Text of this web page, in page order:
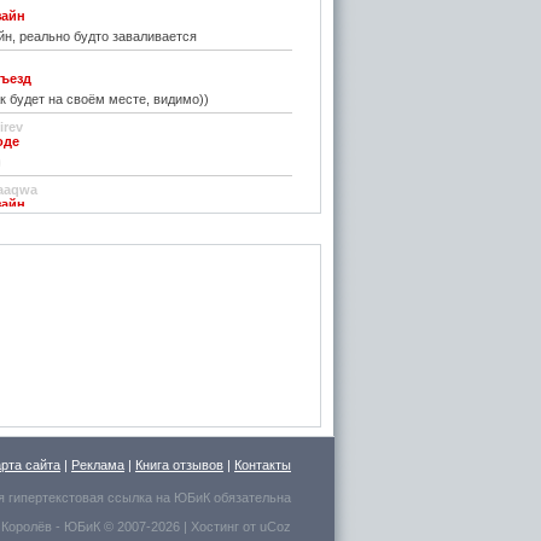
реально будто заваливается
будет на своём месте, видимо))
фото показалось, что это гриб в листьях
для сна выбрал.
сайта | Реклама | Книга отзывов | Контакты
ссылка на ЮБиК обязательна
- ЮБиК © 2007-2026 | Хостинг от uCoz